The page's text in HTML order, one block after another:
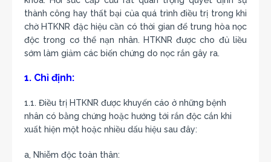
thành công hay thất bại của quá trình điều trị trong khi
chờ HTKNR đặc hiệu cần có thời gian để trung hòa nọc
độc trong cơ thể nạn nhân. HTKNR được cho đủ liều
sớm làm giảm các biến chứng do nọc rắn gây ra.
1. Chỉ định:
1.1. Điều trị HTKNR được khuyến cáo ở những bệnh
nhân có bằng chứng hoặc hướng tới rắn độc cắn khi
xuất hiện một hoặc nhiều dấu hiệu sau đây:
a, Nhiễm độc toàn thân: